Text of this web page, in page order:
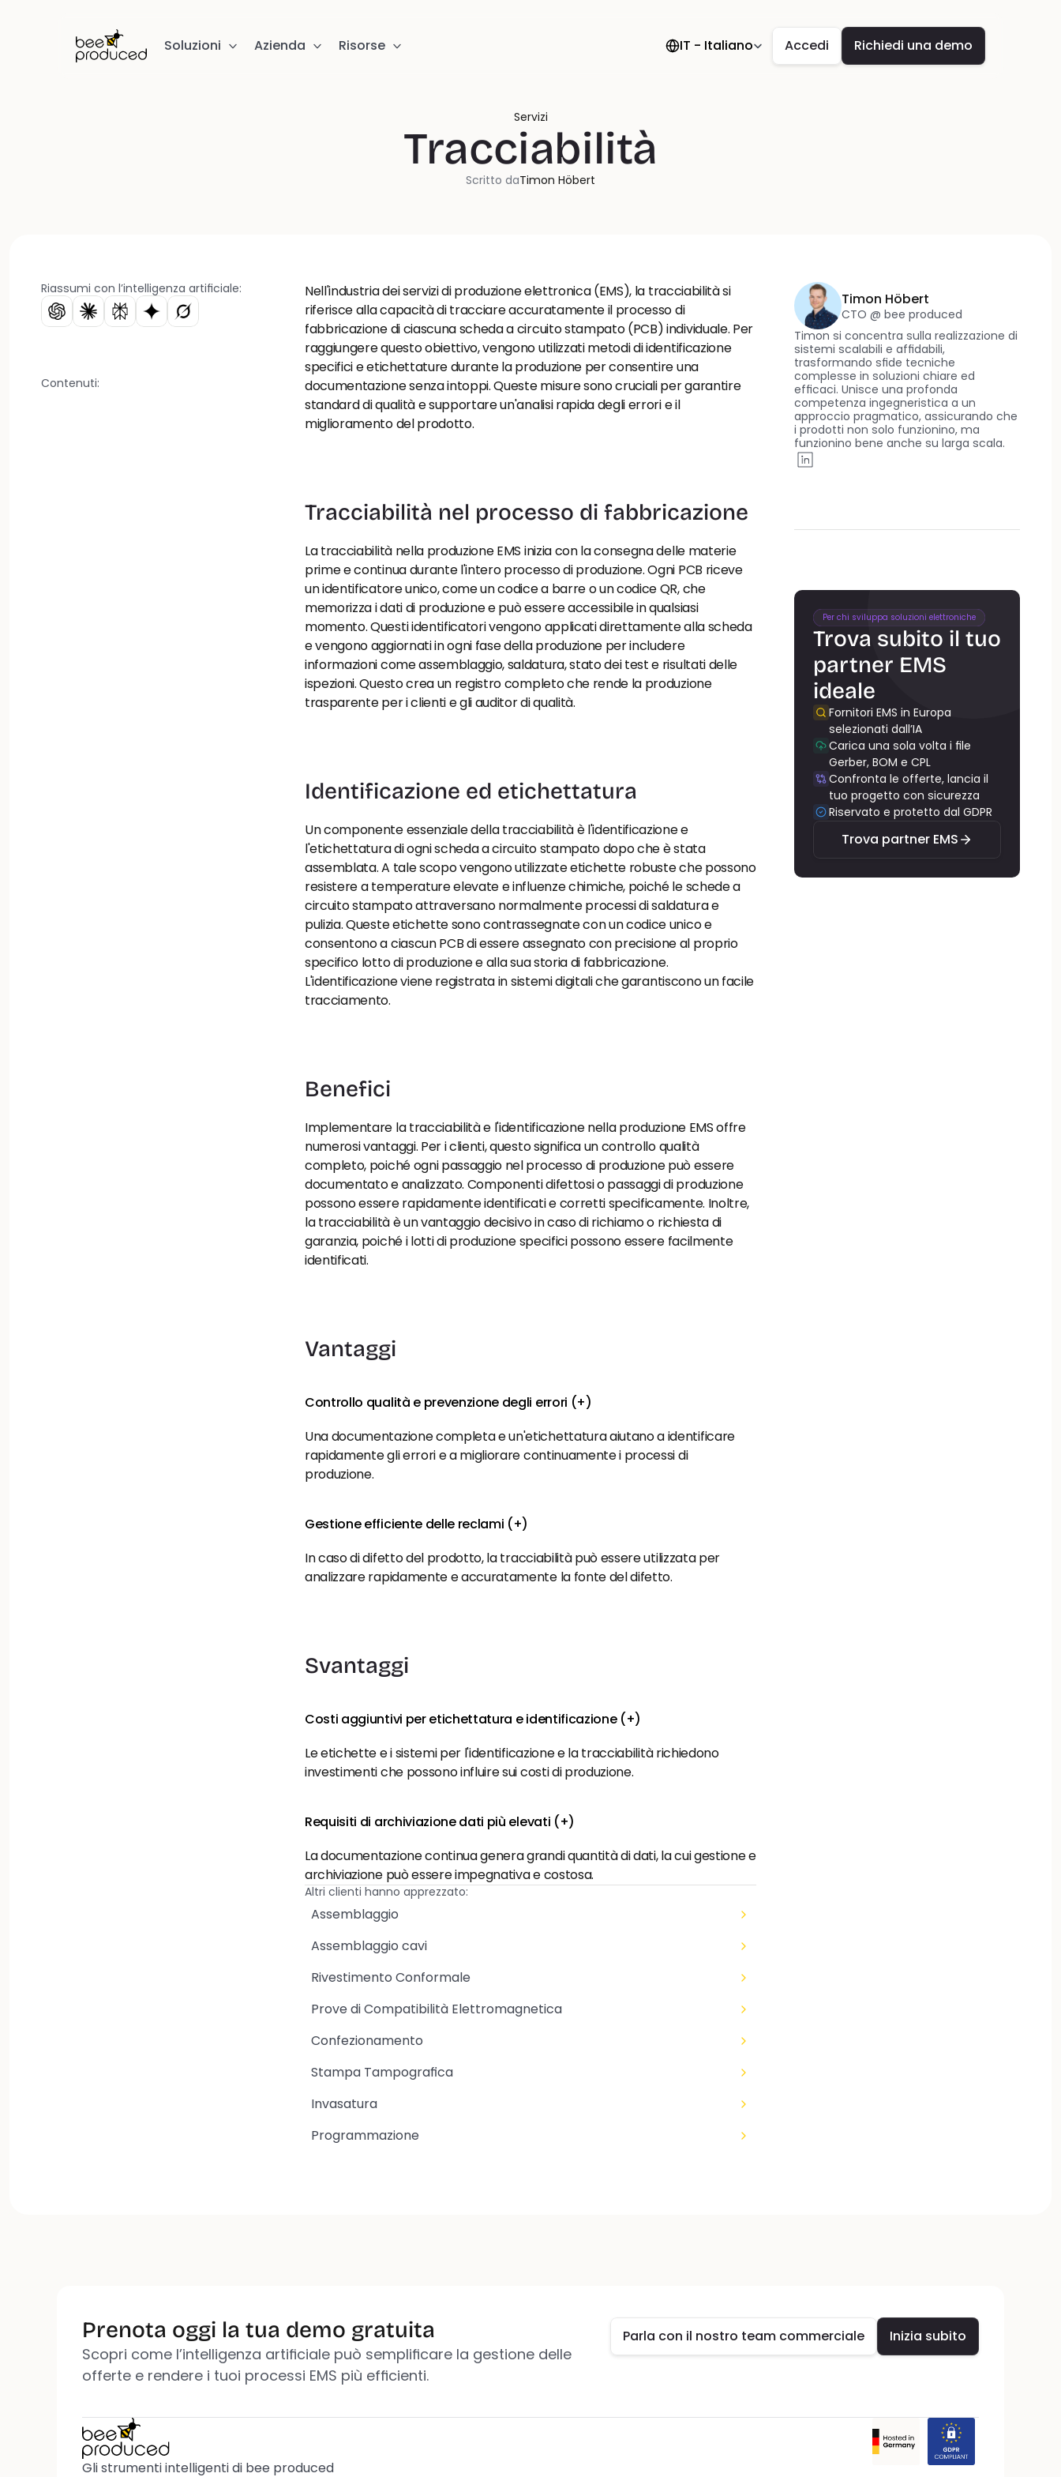
Servizi
Tracciabilità
Scritto daTimon Höbert
Riassumi con l’intelligenza artificiale:
Contenuti:
Nell'industria dei servizi di produzione elettronica (EMS), la tracciabilità si
riferisce alla capacità di tracciare accuratamente il processo di
fabbricazione di ciascuna scheda a circuito stampato (PCB) individuale. Per
raggiungere questo obiettivo, vengono utilizzati metodi di identificazione
specifici e etichettature durante la produzione per consentire una
documentazione senza intoppi. Queste misure sono cruciali per garantire
standard di qualità e supportare un'analisi rapida degli errori e il
miglioramento del prodotto.
Tracciabilità nel processo di fabbricazione
La tracciabilità nella produzione EMS inizia con la consegna delle materie
prime e continua durante l'intero processo di produzione. Ogni PCB riceve
un identificatore unico, come un codice a barre o un codice QR, che
memorizza i dati di produzione e può essere accessibile in qualsiasi
momento. Questi identificatori vengono applicati direttamente alla scheda
e vengono aggiornati in ogni fase della produzione per includere
informazioni come assemblaggio, saldatura, stato dei test e risultati delle
ispezioni. Questo crea un registro completo che rende la produzione
trasparente per i clienti e gli auditor di qualità.
Identificazione ed etichettatura
Un componente essenziale della tracciabilità è l'identificazione e
l'etichettatura di ogni scheda a circuito stampato dopo che è stata
assemblata. A tale scopo vengono utilizzate etichette robuste che possono
resistere a temperature elevate e influenze chimiche, poiché le schede a
circuito stampato attraversano normalmente processi di saldatura e
pulizia. Queste etichette sono contrassegnate con un codice unico e
consentono a ciascun PCB di essere assegnato con precisione al proprio
specifico lotto di produzione e alla sua storia di fabbricazione.
L'identificazione viene registrata in sistemi digitali che garantiscono un facile
tracciamento.
Benefici
Implementare la tracciabilità e l'identificazione nella produzione EMS offre
numerosi vantaggi. Per i clienti, questo significa un controllo qualità
completo, poiché ogni passaggio nel processo di produzione può essere
documentato e analizzato. Componenti difettosi o passaggi di produzione
possono essere rapidamente identificati e corretti specificamente. Inoltre,
la tracciabilità è un vantaggio decisivo in caso di richiamo o richiesta di
garanzia, poiché i lotti di produzione specifici possono essere facilmente
identificati.
Vantaggi
Controllo qualità e prevenzione degli errori (+)
Una documentazione completa e un'etichettatura aiutano a identificare
rapidamente gli errori e a migliorare continuamente i processi di
produzione.
Gestione efficiente delle reclami (+)
In caso di difetto del prodotto, la tracciabilità può essere utilizzata per
analizzare rapidamente e accuratamente la fonte del difetto.
Svantaggi
Costi aggiuntivi per etichettatura e identificazione (+)
Le etichette e i sistemi per l'identificazione e la tracciabilità richiedono
investimenti che possono influire sui costi di produzione.
Requisiti di archiviazione dati più elevati (+)
La documentazione continua genera grandi quantità di dati, la cui gestione e
archiviazione può essere impegnativa e costosa.
Altri clienti hanno apprezzato:
Assemblaggio
Assemblaggio cavi
Rivestimento Conformale
Prove di Compatibilità Elettromagnetica
Confezionamento
Stampa Tampografica
Invasatura
Programmazione
Timon Höbert
CTO @ bee produced
Timon si concentra sulla realizzazione di
sistemi scalabili e affidabili,
trasformando sfide tecniche
complesse in soluzioni chiare ed
efficaci. Unisce una profonda
competenza ingegneristica a un
approccio pragmatico, assicurando che
i prodotti non solo funzionino, ma
funzionino bene anche su larga scala.
Per chi sviluppa soluzioni elettroniche
Trova subito il tuo
partner EMS
ideale
Fornitori EMS in Europa
selezionati dall’IA
Carica una sola volta i file
Gerber, BOM e CPL
Confronta le offerte, lancia il
tuo progetto con sicurezza
Riservato e protetto dal GDPR
Trova partner EMS
Trova partner EMS
Prenota oggi la tua demo gratuita
Scopri come l’intelligenza artificiale può semplificare la gestione delle
offerte e rendere i tuoi processi EMS più efficienti.
Parla con il nostro team commerciale Inizia subito
Gli strumenti intelligenti di bee produced
Soluzioni Azienda Risorse Select Language
IT - Italiano Accedi Richiedi una demo